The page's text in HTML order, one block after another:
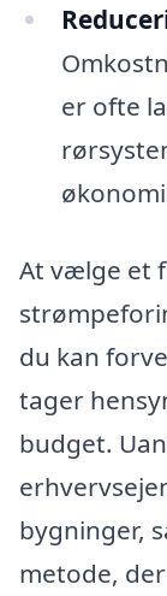
er ofte
At vælge et
du kan
tager
budget.
bygninger,
metode,